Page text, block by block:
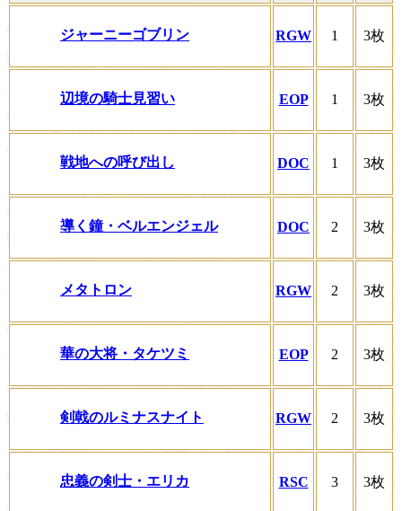
ジャーニーゴブリン RGW 1 3枚
辺境の騎士見習い EOP 1 3枚
戦地への呼び出し DOC 1 3枚
導く鐘・ベルエンジェル DOC 2 3枚
メタトロン RGW 2 3枚
華の大将・タケツミ EOP 2 3枚
剣戟のルミナスナイト RGW 2 3枚
忠義の剣士・エリカ RSC 3 3枚